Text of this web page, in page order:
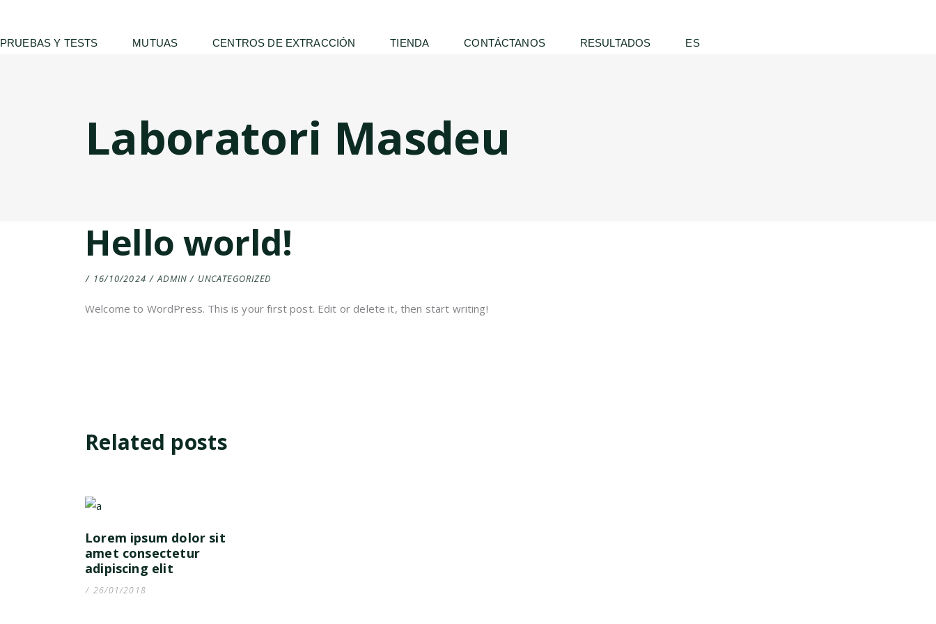
PRUEBAS Y TESTS MUTUAS CENTROS DE EXTRACCIÓN TIENDA CONTÁCTANOS RESULTADOS ES
Laboratori Masdeu
Hello world!
16/10/2024 ADMIN UNCATEGORIZED
Welcome to WordPress. This is your first post. Edit or delete it, then start writing!
Related posts
Lorem ipsum dolor sit
amet consectetur
adipiscing elit
26/01/2018